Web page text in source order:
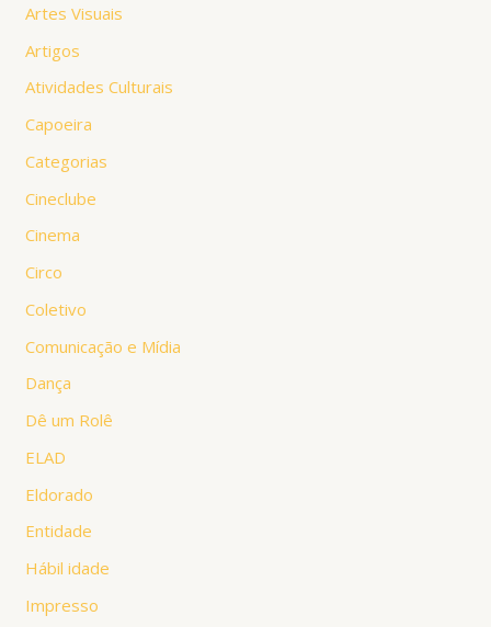
Artes Visuais
Artigos
Atividades Culturais
Capoeira
Categorias
Cineclube
Cinema
Circo
Coletivo
Comunicação e Mídia
Dança
Dê um Rolê
ELAD
Eldorado
Entidade
Hábil idade
Impresso